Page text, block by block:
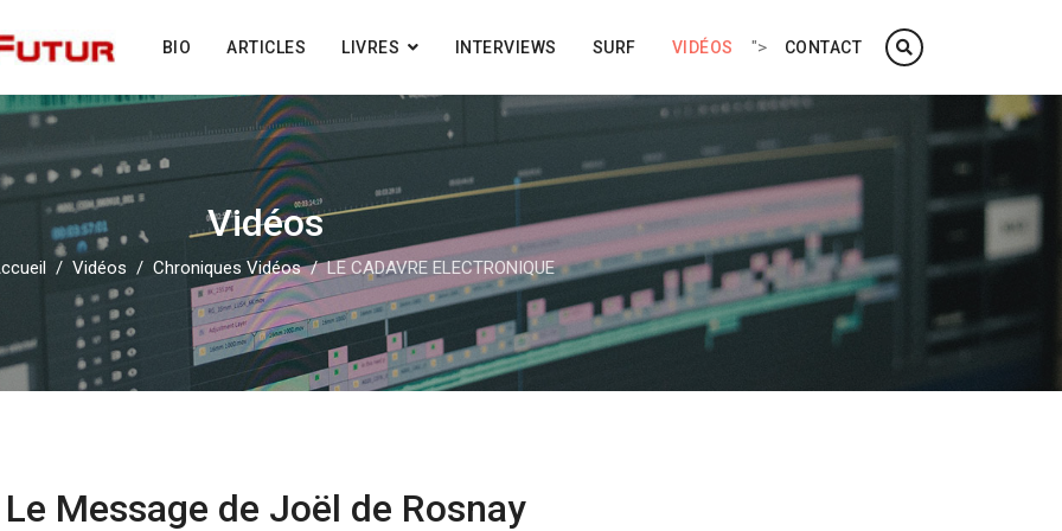
BIO ARTICLES LIVRES INTERVIEWS SURF VIDÉOS "> CONTACT
Vidéos
Vidéos Chroniques Vidéos LE CADAVRE ELECTRONIQUE
Le Message de Joël de Rosnay